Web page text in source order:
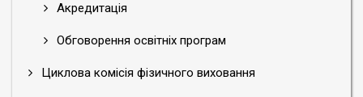
Акредитація
Обговорення освітніх програм
Циклова комісія фізичного виховання